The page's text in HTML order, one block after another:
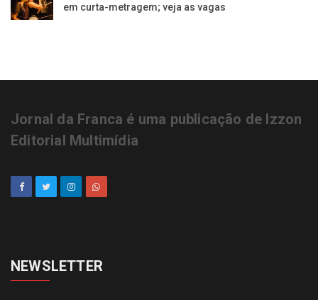
em curta-metragem; veja as vagas
Jornal da Franca é uma publicação de Izzon
Editorial Multimídia
NEWSLETTER